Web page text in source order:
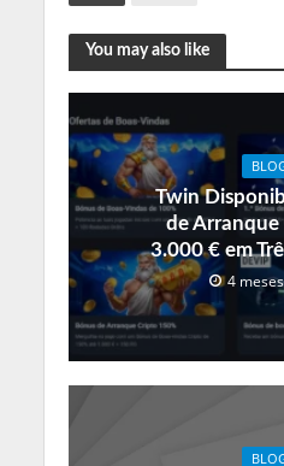
You may also like
Twin
de Arranque
3.000 € em
4